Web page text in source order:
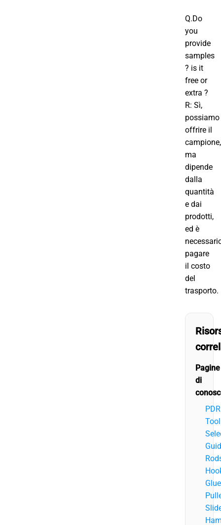
Q.Do
you
provide
samples
? is it
free or
extra ?
R: Sì,
possiamo
offrire il
campione,
ma
dipende
dalla
quantità
e dai
prodotti,
ed è
pagare
il costo
del
trasporto.
Pagine
di
PDR
Tool
Glue